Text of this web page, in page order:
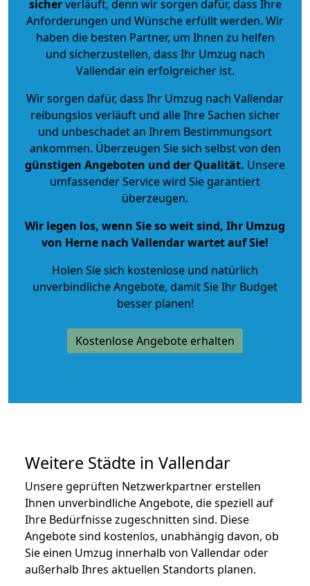
sicherverläuft, denn wir sorgen dafür, dass Ihre
Anforderungen und Wünsche erfüllt werden. Wir
haben die besten Partner, um Ihnen zu helfen
und sicherzustellen, dass Ihr Umzug nach
Vallendar ein erfolgreicher ist.
Wir sorgen dafür, dass Ihr Umzug nach Vallendar
reibungslos verläuft und alle Ihre Sachen sicher
und unbeschadet an Ihrem Bestimmungsort
ankommen. Überzeugen Sie sich selbst von den
günstigen Angeboten und der Qualität. Unsere
umfassender Service wird Sie garantiert
überzeugen.
Wir legen los, wenn Sie so weit sind, Ihr Umzug
von Herne nach Vallendar wartet auf Sie!
Holen Sie sich kostenlose und natürlich
unverbindliche Angebote, damit Sie Ihr Budget
besser planen!
Kostenlose Angebote erhalten
Weitere Städte in Vallendar
Unsere geprüften Netzwerkpartner erstellen
Ihnen unverbindliche Angebote, die speziell auf
Ihre Bedürfnisse zugeschnitten sind. Diese
Angebote sind kostenlos, unabhängig davon, ob
Sie einen Umzug innerhalb von Vallendar oder
außerhalb Ihres aktuellen Standorts planen.